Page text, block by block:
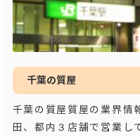
千葉の質屋
千葉の質屋質屋の業界情
田、都内３店舗で営業し